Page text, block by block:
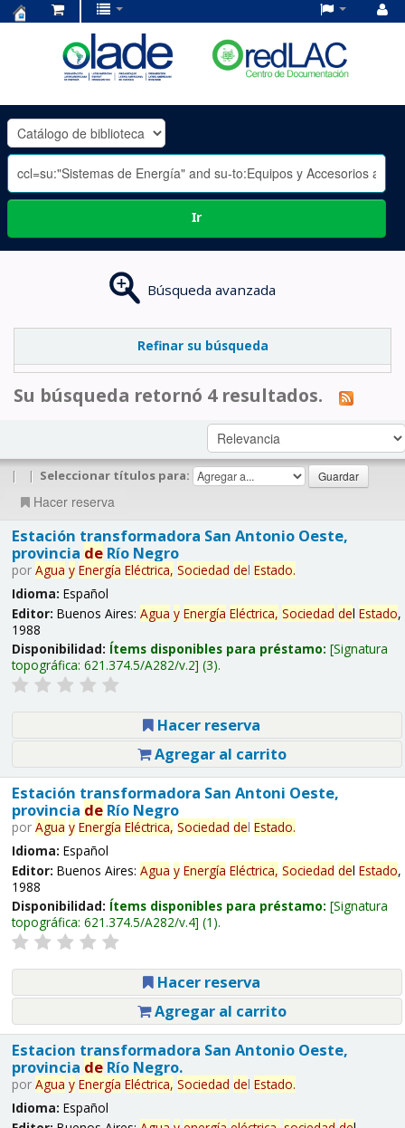
OLADE
-
Ir
Búsqueda avanzada
Refinar su búsqueda
Su búsqueda retornó 4 resultados.
| | Seleccionar títulos para:
Hacer reserva
Estación transformadora San Antonio Oeste,
provincia deRío Negro
por Agua y Energía Eléctrica, Sociedad del Estado.
Idioma: Español
Editor: Buenos Aires: Agua y Energía Eléctrica, Sociedad del Estado,
1988
Disponibilidad: Ítems disponibles para préstamo: Signatura
topográfica: 621.374.5/A282/v.2 (3).
Hacer reserva
Agregar al carrito
Estación transformadora San Antoni Oeste,
provincia deRío Negro
por Agua y Energía Eléctrica, Sociedad del Estado.
Idioma: Español
Editor: Buenos Aires: Agua y Energía Eléctrica, Sociedad del Estado,
1988
Disponibilidad: Ítems disponibles para préstamo: Signatura
topográfica: 621.374.5/A282/v.4 (1).
Hacer reserva
Agregar al carrito
Estacion transformadora San Antonio Oeste,
provincia deRío Negro.
por Agua y Energía Eléctrica, Sociedad del Estado.
Idioma: Español